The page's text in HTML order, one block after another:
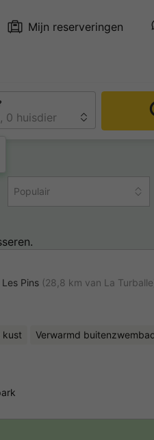
Mijn reserveringen
Populair
Pins (28,8 km van La
kust Verwarmd